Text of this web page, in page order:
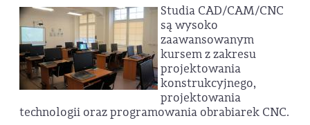
Studia CAD/CAM/CNC
są wysoko
zaawansowanym
kursem z zakresu
projektowania
konstrukcyjnego,
projektowania
technologii oraz programowania obrabiarek CNC.